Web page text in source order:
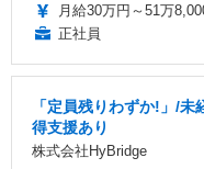
月給30万円～51万
正社員
「定員残りわずか!」/
得支援あり
株式会社HyBridge